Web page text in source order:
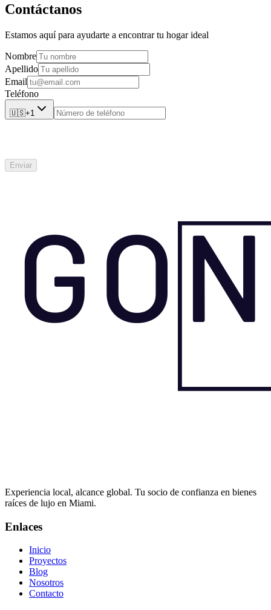
Contáctanos
Estamos aquí para ayudarte a encontrar tu hogar ideal
Nombre
Apellido
Email
Teléfono
🇺🇸+1
Enviar
Experiencia local, alcance global. Tu socio de confianza en bienes
raíces de lujo en Miami.
Enlaces
Inicio
Proyectos
Blog
Nosotros
Contacto